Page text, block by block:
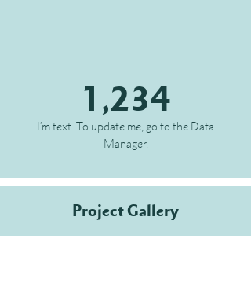
1,234
I’m text. To update me, go to the Data
Manager.
Project Gallery